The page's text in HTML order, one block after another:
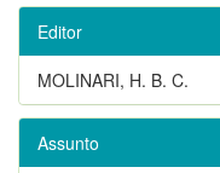
Editor
MOLINARI, H. B. C.
Assunto